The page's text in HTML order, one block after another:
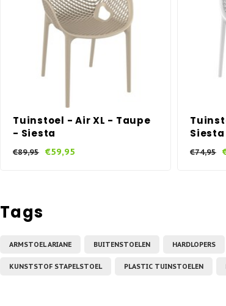
Tuinstoel - Air XL - Taupe
- Siesta
€89,95 €59,95
Siesta
€74,95
Tags
ARMSTOEL ARIANE BUITENSTOELEN HARDLOPERS
KUNSTSTOF STAPELSTOEL PLASTIC TUINSTOELEN